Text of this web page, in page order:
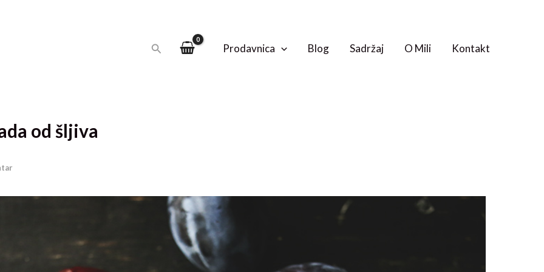
Pretraga Prodavnica Blog Sadržaj O Mili Kontakt
od šljiva